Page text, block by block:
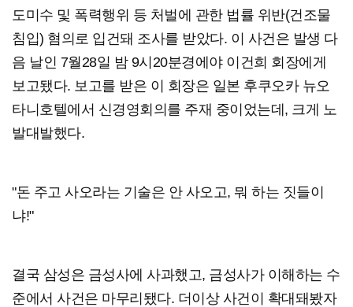
도미수 및 폭력행위 등 처벌에 관한 법률 위반(건조물
침입) 혐의로 입건돼 조사를 받았다. 이 사건은 발생 다
음 날인 7월28일 밤 9시20분경에야 이건희 회장에게
보고됐다. 보고를 받은 이 회장은 일본 후쿠오카 뉴오
타니호텔에서 신경영회의를 주재 중이었는데, 크게 노
발대발했다.
"돈 주고 사오라는 기술은 안 사오고, 뭐 하는 짓들이
냐!"
결국 삼성은 금성사에 사과했고, 금성사가 이해하는 수
준에서 사건은 마무리됐다. 더이상 사건이 확대돼봤자